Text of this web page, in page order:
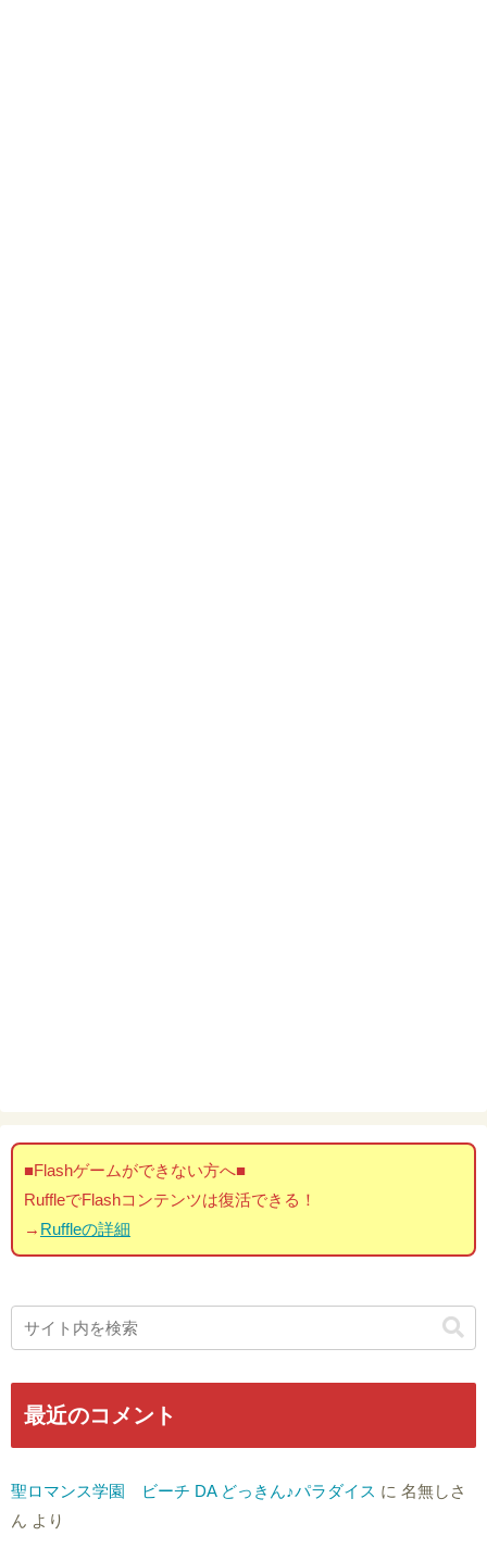
■Flashゲームができない方へ■
RuffleでFlashコンテンツは復活できる！
→ Ruffleの詳細
最近のコメント
聖ロマンス学園 ビーチ DA どっきん♪パラダイス に 名無しさ
ん より